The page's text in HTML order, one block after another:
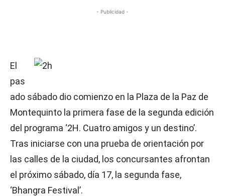
- Publicidad -
El
pas
ado sábado dio comienzo en la Plaza de la Paz de
Montequinto la primera fase de la segunda edición
del programa ‘2H. Cuatro amigos y un destino’.
Tras iniciarse con una prueba de orientación por
las calles de la ciudad, los concursantes afrontan
el próximo sábado, día 17, la segunda fase,
‘Bhangra Festival’.